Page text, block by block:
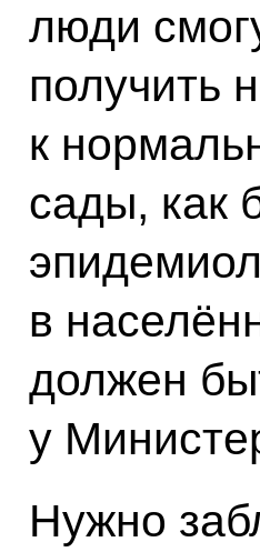
люди
получить
к
сады, как
в
должен
у
Нужно